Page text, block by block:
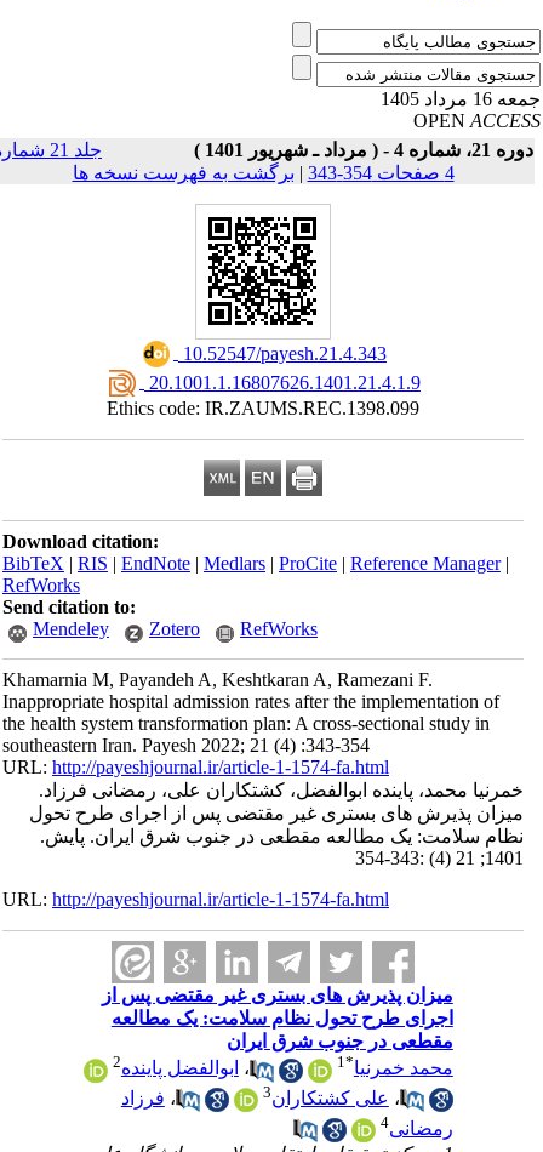
مرداد 1405
OPEN
شماره 4 - ( مرداد ـ شهریور 1401 )
جلد 21 شماره
|برگشت به فهرست نسخه ها
‎ 10.52547/payesh.21.4.343
‎ 20.1001.1.16807626.1401.21.4.1.9
Ethics code: IR.ZAUMS.REC.1398.099
Download citation:
BibTeX|RIS|EndNote|Medlars|ProCite|Reference Manager
RefWorks
Send citation to:
Mendeley
Zotero RefWorks
Khamarnia M, Payandeh A, Keshtkaran A, Ramezani F.
Inappropriate hospital admission rates after the implementation of
the health system transformation plan: A cross-sectional study in
southeastern Iran. Payesh 2022; 21 (4) :343-354
URL:http://payeshjournal.ir/article-1-1574-fa.html
خمرنیا محمد، پاینده ابوالفضل، کشتکاران علی، رمضانی فرزاد.
میزان پذیرش های بستری غیر مقتضی پس از اجرای طرح تحول
نظام سلامت: یک مطالعه مقطعی در جنوب شرق ایران. پایش.
1401; 21 (4) :343-354
URL:http://payeshjournal.ir/article-1-1574-fa.html
میزان پذیرش های بستری غیر مقتضی پس از
اجرای طرح تحول نظام سلامت: یک مطالعه
مقطعی در جنوب شرق ایران
محمد خمرنیا*
1 ،ابوالفضل پاینده2
،علی کشتکاران 3 ،فرزاد
رمضانی